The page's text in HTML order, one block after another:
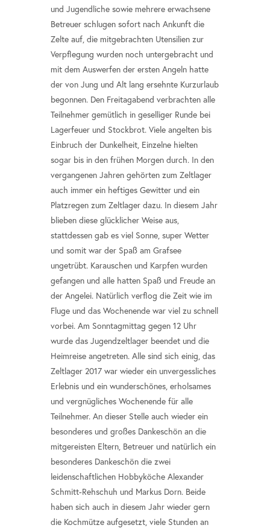
und Jugendliche sowie mehrere erwachsene
Betreuer schlugen sofort nach Ankunft die
Zelte auf, die mitgebrachten Utensilien zur
Verpflegung wurden noch untergebracht und
mit dem Auswerfen der ersten Angeln hatte
der von Jung und Alt lang ersehnte Kurzurlaub
begonnen. Den Freitagabend verbrachten alle
Teilnehmer gemütlich in geselliger Runde bei
Lagerfeuer und Stockbrot. Viele angelten bis
Einbruch der Dunkelheit, Einzelne hielten
sogar bis in den frühen Morgen durch. In den
vergangenen Jahren gehörten zum Zeltlager
auch immer ein heftiges Gewitter und ein
Platzregen zum Zeltlager dazu. In diesem Jahr
blieben diese glücklicher Weise aus,
stattdessen gab es viel Sonne, super Wetter
und somit war der Spaß am Grafsee
ungetrübt. Karauschen und Karpfen wurden
gefangen und alle hatten Spaß und Freude an
der Angelei. Natürlich verflog die Zeit wie im
Fluge und das Wochenende war viel zu schnell
vorbei. Am Sonntagmittag gegen 12 Uhr
wurde das Jugendzeltlager beendet und die
Heimreise angetreten. Alle sind sich einig, das
Zeltlager 2017 war wieder ein unvergessliches
Erlebnis und ein wunderschönes, erholsames
und vergnügliches Wochenende für alle
Teilnehmer. An dieser Stelle auch wieder ein
besonderes und großes Dankeschön an die
mitgereisten Eltern, Betreuer und natürlich ein
besonderes Dankeschön die zwei
leidenschaftlichen Hobbyköche Alexander
Schmitt-Rehschuh und Markus Dorn. Beide
haben sich auch in diesem Jahr wieder gern
die Kochmütze aufgesetzt, viele Stunden an